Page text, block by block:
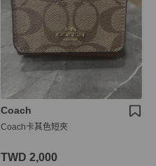
Coach
Coach卡其色短夾
TWD 2,000